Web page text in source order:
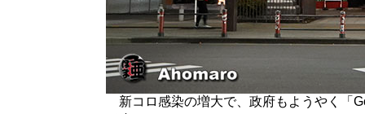
新コロ感染の増大で、政府もようやく「